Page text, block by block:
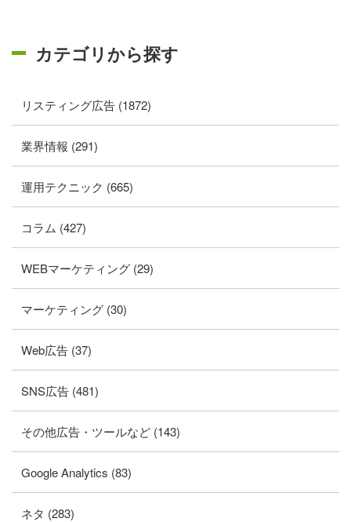
カテゴリから探す
リスティング広告 (1872)
業界情報 (291)
運用テクニック (665)
コラム (427)
WEBマーケティング (29)
マーケティング (30)
Web広告 (37)
SNS広告 (481)
その他広告・ツールなど (143)
Google Analytics (83)
ネタ (283)